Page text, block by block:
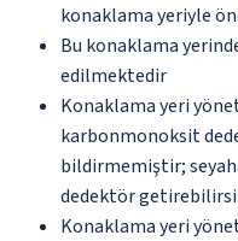
konaklama yeriyle
Bu konaklama
edilmektedir
Konaklama yeri
karbonmonoksit
bildirmemiştir;
dedektör
Konaklama yeri